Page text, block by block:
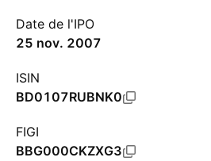
Date de l'IPO
25 nov. 2007
ISIN
BD0107RUBNK0
FIGI
BBG000CKZXG3